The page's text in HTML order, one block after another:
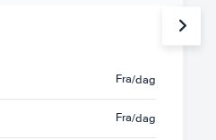
Fra/dag
Fra/dag